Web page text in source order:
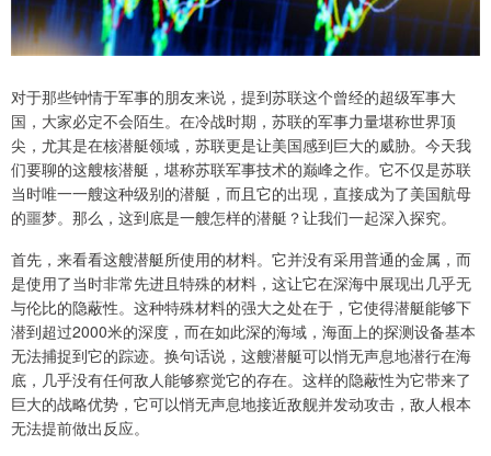
对于那些钟情于军事的朋友来说，提到苏联这个曾经的超级军事大
国，大家必定不会陌生。在冷战时期，苏联的军事力量堪称世界顶
尖，尤其是在核潜艇领域，苏联更是让美国感到巨大的威胁。今天我
们要聊的这艘核潜艇，堪称苏联军事技术的巅峰之作。它不仅是苏联
当时唯一一艘这种级别的潜艇，而且它的出现，直接成为了美国航母
的噩梦。那么，这到底是一艘怎样的潜艇？让我们一起深入探究。
首先，来看看这艘潜艇所使用的材料。它并没有采用普通的金属，而
是使用了当时非常先进且特殊的材料，这让它在深海中展现出几乎无
与伦比的隐蔽性。这种特殊材料的强大之处在于，它使得潜艇能够下
潜到超过2000米的深度，而在如此深的海域，海面上的探测设备基本
无法捕捉到它的踪迹。换句话说，这艘潜艇可以悄无声息地潜行在海
底，几乎没有任何敌人能够察觉它的存在。这样的隐蔽性为它带来了
巨大的战略优势，它可以悄无声息地接近敌舰并发动攻击，敌人根本
无法提前做出反应。